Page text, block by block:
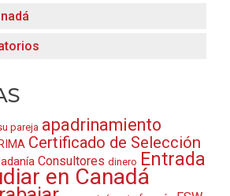
pareja apadrinamiento
Certificado de Selección
Consultores dinero Entrada
en Canadá